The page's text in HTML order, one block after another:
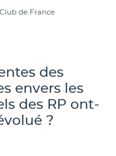
de France
des
envers les
des RP ont-
?